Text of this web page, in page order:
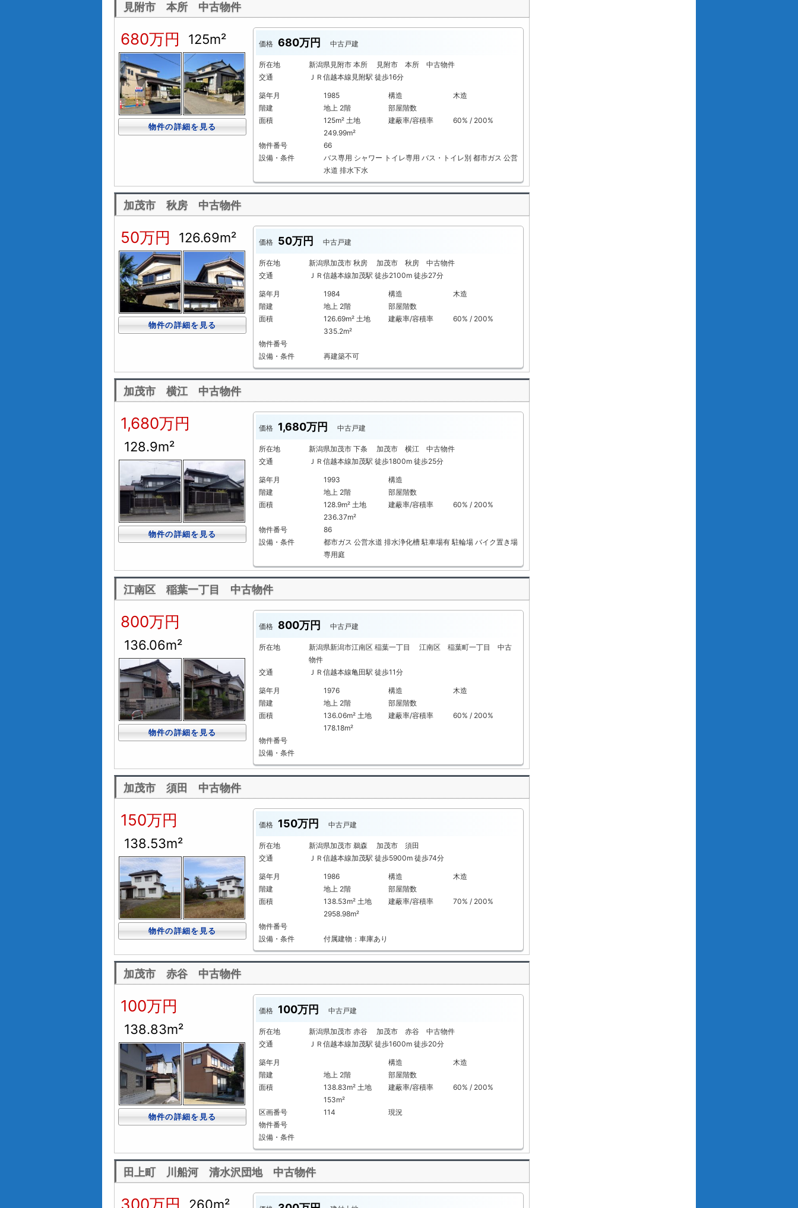
見附市 本所 中古物件
680万円 125m²
物件の詳細を見る
価格 680万円 中古戸建
所在地
新潟県見附市 本所 見附市 本所 中古物件
交通
ＪＲ信越本線見附駅 徒歩16分
築年月 1985 構造
木造
階建
地上 2階
部屋階数
面積
125m² 土地
249.99m²
建蔽率/容積率 60% / 200%
物件番号
66
設備・条件
バス専用 シャワー トイレ専用 バス・トイレ別 都市ガス 公営
水道 排水下水
加茂市 秋房 中古物件
50万円 126.69m²
物件の詳細を見る
価格 50万円 中古戸建
所在地
新潟県加茂市 秋房 加茂市 秋房 中古物件
交通
ＪＲ信越本線加茂駅 徒歩2100m 徒歩27分
築年月 1984 構造
木造
階建
地上 2階
部屋階数
面積
126.69m² 土地
335.2m²
建蔽率/容積率 60% / 200%
物件番号
設備・条件
再建築不可
加茂市 横江 中古物件
1,680万円
128.9m²
物件の詳細を見る
価格 1,680万円 中古戸建
所在地
新潟県加茂市 下条 加茂市 横江 中古物件
交通
ＪＲ信越本線加茂駅 徒歩1800m 徒歩25分
築年月 1993
構造
階建
地上 2階
部屋階数
面積
128.9m² 土地
236.37m²
建蔽率/容積率 60% / 200%
物件番号
86
設備・条件
都市ガス 公営水道 排水浄化槽 駐車場有 駐輪場 バイク置き場
専用庭
江南区 稲葉一丁目 中古物件
800万円
136.06m²
物件の詳細を見る
価格 800万円 中古戸建
所在地
新潟県新潟市江南区 稲葉一丁目 江南区 稲葉町一丁目 中古
物件
交通
ＪＲ信越本線亀田駅 徒歩11分
築年月 1976 構造
木造
階建
地上 2階
部屋階数
面積
136.06m² 土地
178.18m²
建蔽率/容積率 60% / 200%
物件番号
設備・条件
加茂市 須田 中古物件
150万円
138.53m²
物件の詳細を見る
価格 150万円 中古戸建
所在地
新潟県加茂市 鵜森 加茂市 須田
交通
ＪＲ信越本線加茂駅 徒歩5900m 徒歩74分
築年月 1986 構造
木造
階建
地上 2階
部屋階数
面積
138.53m² 土地
2958.98m²
建蔽率/容積率 70% / 200%
物件番号
設備・条件
付属建物：車庫あり
加茂市 赤谷 中古物件
100万円
138.83m²
物件の詳細を見る
価格 100万円 中古戸建
所在地
新潟県加茂市 赤谷 加茂市 赤谷 中古物件
交通
ＪＲ信越本線加茂駅 徒歩1600m 徒歩20分
築年月 構造
木造
階建
地上 2階
部屋階数
面積
138.83m² 土地
153m²
建蔽率/容積率 60% / 200%
区画番号 114
現況
物件番号
設備・条件
田上町 川船河 清水沢団地 中古物件
300万円 260m²